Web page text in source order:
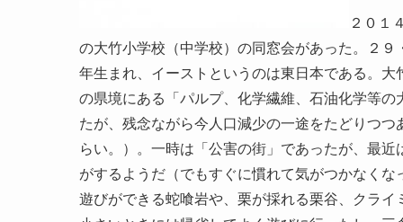
２０１
の大竹小学校（中学校）の同窓会があった。２
年生まれ、イーストというのは東日本である。
の県境にある「パルプ、化学繊維、石油化学等
たが、残念ながら今人口減少の一途をたどりつ
らい。）。一時は「公害の街」であったが、最
がするようだ（でもすぐに慣れて気がつかなく
遊びができる蛇喰岩や、栗が採れる栗谷、クラ